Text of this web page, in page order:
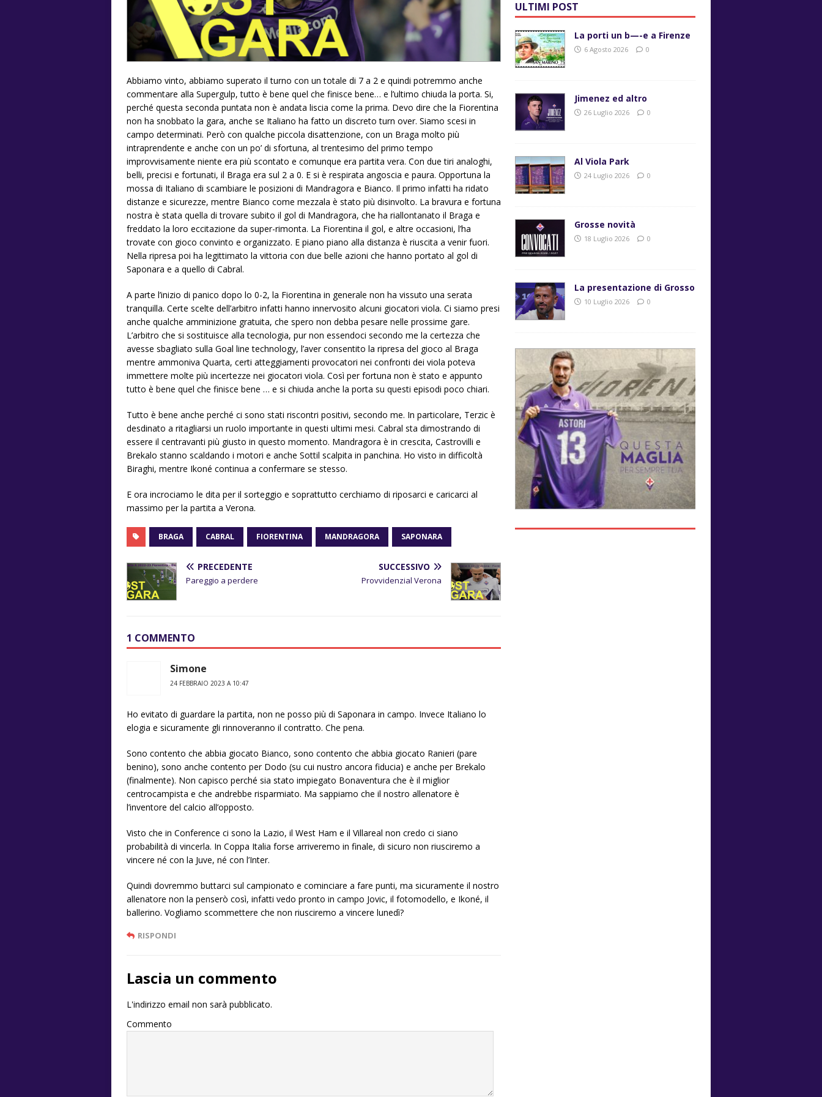
Abbiamo vinto, abbiamo superato il turno con un totale di 7 a 2 e quindi potremmo anche
commentare alla Supergulp, tutto è bene quel che finisce bene… e l’ultimo chiuda la porta. Si,
perché questa seconda puntata non è andata liscia come la prima. Devo dire che la Fiorentina
non ha snobbato la gara, anche se Italiano ha fatto un discreto turn over. Siamo scesi in
campo determinati. Però con qualche piccola disattenzione, con un Braga molto più
intraprendente e anche con un po’ di sfortuna, al trentesimo del primo tempo
improvvisamente niente era più scontato e comunque era partita vera. Con due tiri analoghi,
belli, precisi e fortunati, il Braga era sul 2 a 0. E si è respirata angoscia e paura. Opportuna la
mossa di Italiano di scambiare le posizioni di Mandragora e Bianco. Il primo infatti ha ridato
distanze e sicurezze, mentre Bianco come mezzala è stato più disinvolto. La bravura e fortuna
nostra è stata quella di trovare subito il gol di Mandragora, che ha riallontanato il Braga e
freddato la loro eccitazione da super-rimonta. La Fiorentina il gol, e altre occasioni, l’ha
trovate con gioco convinto e organizzato. E piano piano alla distanza è riuscita a venir fuori.
Nella ripresa poi ha legittimato la vittoria con due belle azioni che hanno portato al gol di
Saponara e a quello di Cabral.
A parte l’inizio di panico dopo lo 0-2, la Fiorentina in generale non ha vissuto una serata
tranquilla. Certe scelte dell’arbitro infatti hanno innervosito alcuni giocatori viola. Ci siamo presi
anche qualche amminizione gratuita, che spero non debba pesare nelle prossime gare.
L’arbitro che si sostituisce alla tecnologia, pur non essendoci secondo me la certezza che
avesse sbagliato sulla Goal line technology, l’aver consentito la ripresa del gioco al Braga
mentre ammoniva Quarta, certi atteggiamenti provocatori nei confronti dei viola poteva
immettere molte più incertezze nei giocatori viola. Così per fortuna non è stato e appunto
tutto è bene quel che finisce bene … e si chiuda anche la porta su questi episodi poco chiari.
Tutto è bene anche perché ci sono stati riscontri positivi, secondo me. In particolare, Terzic è
desdinato a ritagliarsi un ruolo importante in questi ultimi mesi. Cabral sta dimostrando di
essere il centravanti più giusto in questo momento. Mandragora è in crescita, Castrovilli e
Brekalo stanno scaldando i motori e anche Sottil scalpita in panchina. Ho visto in difficoltà
Biraghi, mentre Ikoné continua a confermare se stesso.
E ora incrociamo le dita per il sorteggio e soprattutto cerchiamo di riposarci e caricarci al
massimo per la partita a Verona.
BRAGA CABRAL FIORENTINA MANDRAGORA SAPONARA
PRECEDENTE
Pareggio a perdere
SUCCESSIVO
Provvidenzial Verona
1 COMMENTO
Simone
24 FEBBRAIO 2023 A 10:47
Ho evitato di guardare la partita, non ne posso più di Saponara in campo. Invece Italiano lo
elogia e sicuramente gli rinnoveranno il contratto. Che pena.
Sono contento che abbia giocato Bianco, sono contento che abbia giocato Ranieri (pare
benino), sono anche contento per Dodo (su cui nustro ancora fiducia) e anche per Brekalo
(finalmente). Non capisco perché sia stato impiegato Bonaventura che è il miglior
centrocampista e che andrebbe risparmiato. Ma sappiamo che il nostro allenatore è
l’inventore del calcio all’opposto.
Visto che in Conference ci sono la Lazio, il West Ham e il Villareal non credo ci siano
probabilità di vincerla. In Coppa Italia forse arriveremo in finale, di sicuro non riusciremo a
vincere né con la Juve, né con l’Inter.
Quindi dovremmo buttarci sul campionato e cominciare a fare punti, ma sicuramente il nostro
allenatore non la penserò così, infatti vedo pronto in campo Jovic, il fotomodello, e Ikoné, il
ballerino. Vogliamo scommettere che non riusciremo a vincere lunedì?
RISPONDI
Lascia un commento
L'indirizzo email non sarà pubblicato.
Commento
ULTIMI POST
La porti un b—-e a Firenze
6 Agosto 2026 0
Jimenez ed altro
26 Luglio 2026 0
Al Viola Park
24 Luglio 2026 0
Grosse novità
18 Luglio 2026 0
La presentazione di Grosso
10 Luglio 2026 0